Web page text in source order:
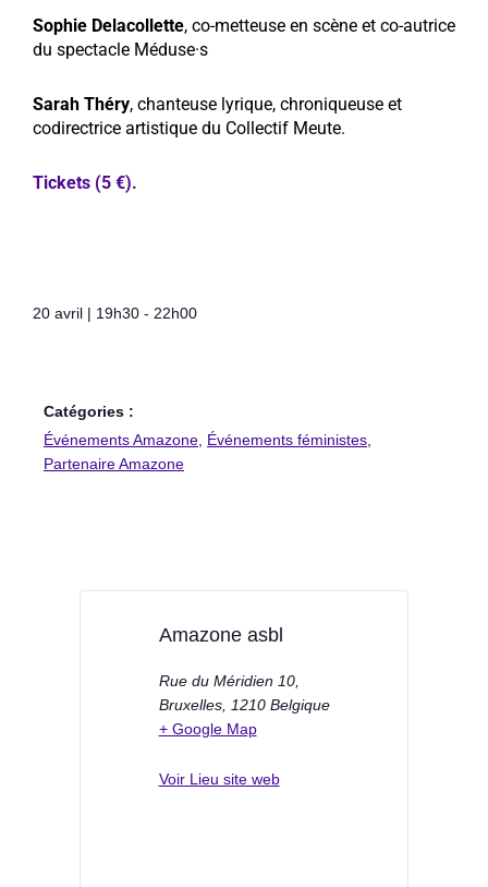
Sophie Delacollette, co-metteuse en scène et co-autrice
du spectacle Méduse·s
Sarah Théry, chanteuse lyrique, chroniqueuse et
codirectrice artistique du Collectif Meute.
Tickets (5 €).
20 avril 19h30 - 22h00
Catégories :
Événements Amazone, Événements féministes,
Partenaire Amazone
Amazone asbl
Rue du Méridien 10,
Bruxelles, 1210 Belgique
+ Google Map
Voir Lieu site web